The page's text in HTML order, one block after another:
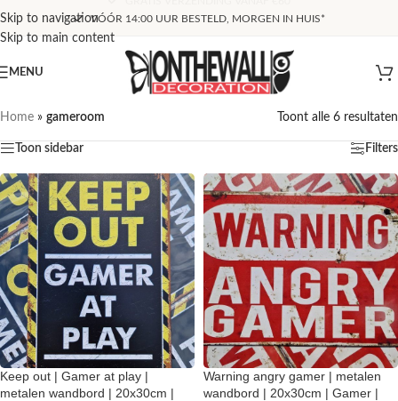
Skip to navigation
Skip to main content
VÓÓR 14:00 UUR BESTELD, MORGEN IN HUIS*
MENU
Home » gameroom Toont alle 6 resultaten
Toon sidebar Filters
Keep out | Gamer at play |
metalen wandbord | 20x30cm |
Warning angry gamer | metalen
wandbord | 20x30cm | Gamer |